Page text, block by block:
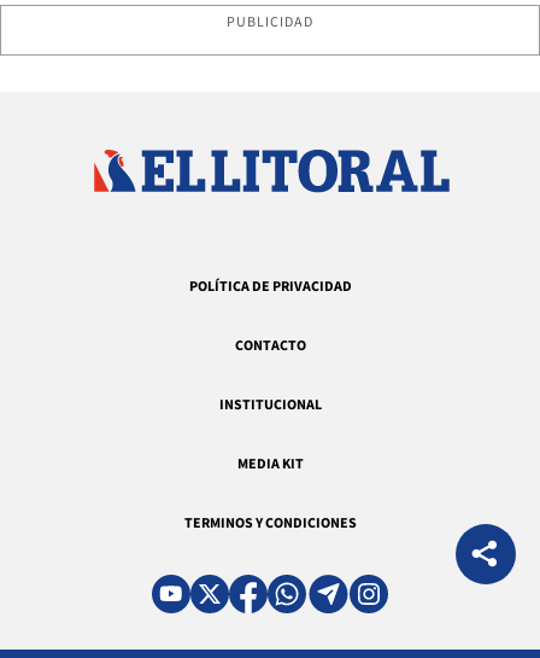
PUBLICIDAD
POLÍTICA DE PRIVACIDAD
CONTACTO
INSTITUCIONAL
MEDIA KIT
TERMINOS Y CONDICIONES